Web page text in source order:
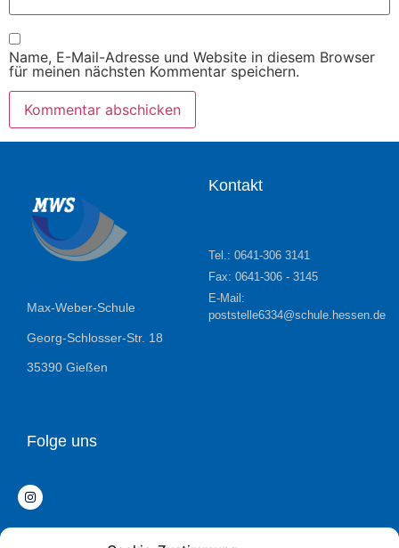
Name, E-Mail-Adresse und Website in diesem Browser
für meinen nächsten Kommentar speichern.
Max-Weber-Schule
Georg-Schlosser-Str. 18
35390 Gießen
Kontakt
Tel.: 0641-306 3141
Fax: 0641-306 - 3145
E-Mail:
poststelle6334@schule.hessen.de
Folge uns